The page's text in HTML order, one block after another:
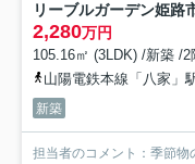
リーブルガーデン姫路
2,280万円
105.16㎡ (3LDK) /新築 /2
山陽電鉄本線「八家」
新築
担当者のコメント：季節物